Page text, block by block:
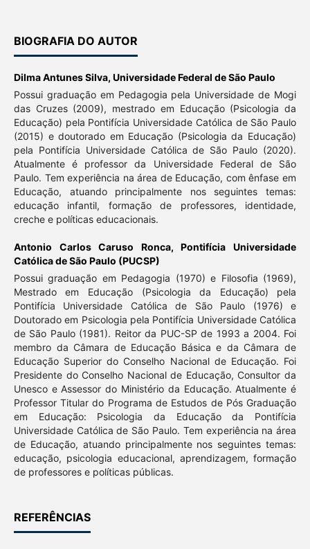
BIOGRAFIA DO AUTOR
Dilma Antunes Silva, Universidade Federal de São Paulo
Possui graduação em Pedagogia pela Universidade de Mogi
das Cruzes (2009), mestrado em Educação (Psicologia da
Educação) pela Pontifícia Universidade Católica de São Paulo
(2015) e doutorado em Educação (Psicologia da Educação)
pela Pontifícia Universidade Católica de São Paulo (2020).
Atualmente é professor da Universidade Federal de São
Paulo. Tem experiência na área de Educação, com ênfase em
Educação, atuando principalmente nos seguintes temas:
educação infantil, formação de professores, identidade,
creche e políticas educacionais.
Antonio Carlos Caruso Ronca,Pontifícia Universidade
Católica de São Paulo (PUCSP)
Possui graduação em Pedagogia (1970) e Filosofia (1969),
Mestrado em Educação (Psicologia da Educação) pela
Pontifícia Universidade Católica de São Paulo (1976) e
Doutorado em Psicologia pela Pontifícia Universidade Católica
de São Paulo (1981). Reitor da PUC-SP de 1993 a 2004. Foi
membro da Câmara de Educação Básica e da Câmara de
Educação Superior do Conselho Nacional de Educação. Foi
Presidente do Conselho Nacional de Educação, Consultor da
Unesco e Assessor do Ministério da Educação. Atualmente é
Professor Titular do Programa de Estudos de Pós Graduação
em Educação: Psicologia da Educação da Pontifícia
Universidade Católica de São Paulo. Tem experiência na área
de Educação, atuando principalmente nos seguintes temas:
educação, psicologia educacional, aprendizagem, formação
de professores e políticas públicas.
REFERÊNCIAS